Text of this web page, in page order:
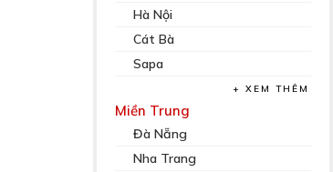
Hà Nội
Cát Bà
Sapa
XEM THÊM
Miền Trung
Đà Nẵng
Nha Trang